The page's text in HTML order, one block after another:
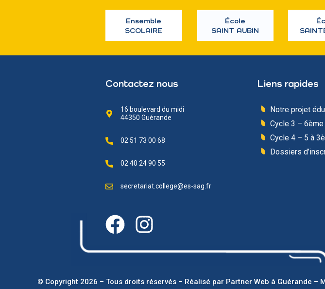
Ensemble
SCOLAIRE
École
SAINT AUBIN
Contactez nous
16 boulevard du midi
44350 Guérande
02 51 73 00 68
02 40 24 90 55
secretariat.college@es-sag.fr
Liens rapides
Notre projet
Cycle 3 – 6ème
Cycle 4 – 5 à
Dossiers
© Copyright 2026 – Tous droits réservés – Réalisé par Partner Web à Guérande –